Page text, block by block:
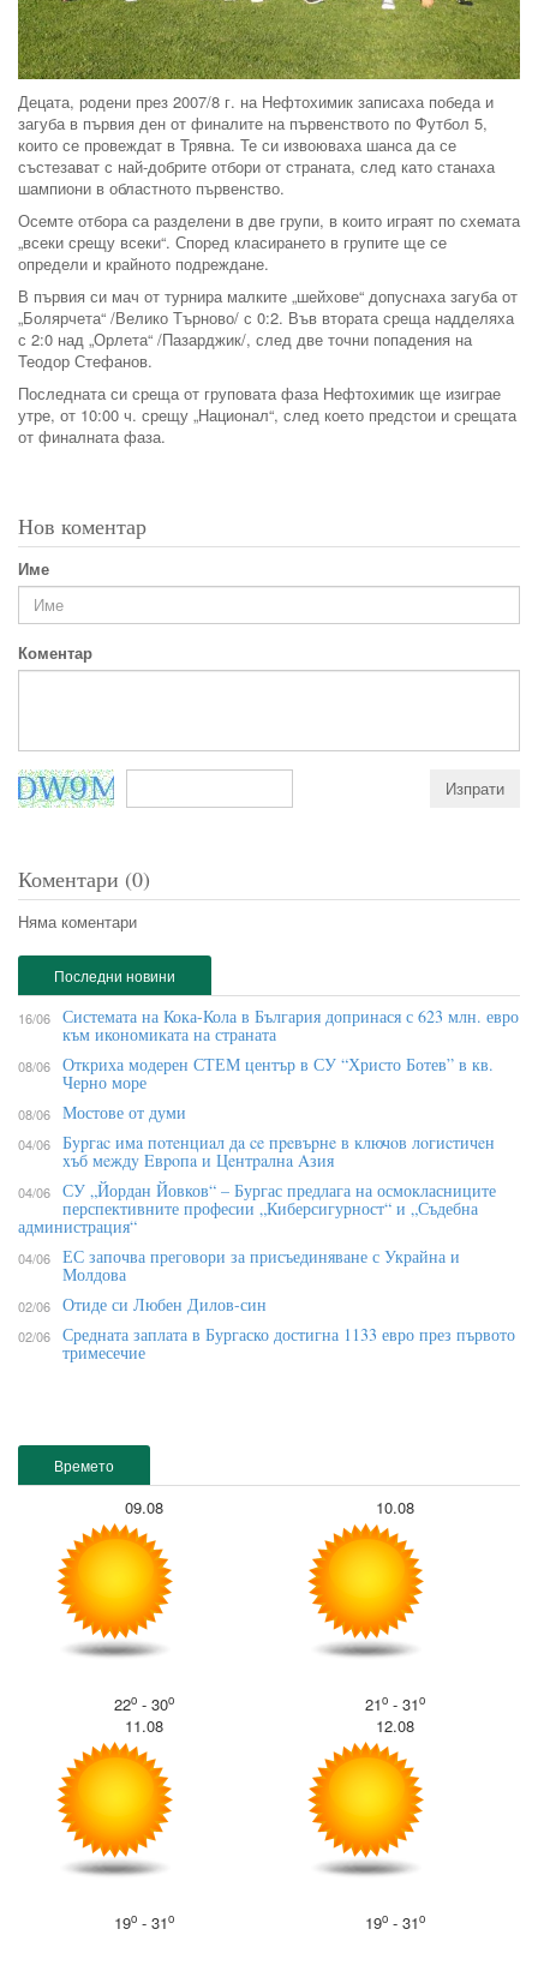
Децата, родени през 2007/8 г. на Нефтохимик записаха победа и
загуба в първия ден от финалите на първенството по Футбол 5,
които се провеждат в Трявна. Те си извоюваха шанса да се
състезават с най-добрите отбори от страната, след като станаха
шампиони в областното първенство.
Осемте отбора са разделени в две групи, в които играят по схемата
„всеки срещу всеки“. Според класирането в групите ще се
определи и крайното подреждане.
В първия си мач от турнира малките „шейхове“ допуснаха загуба от
„Болярчета“ /Велико Търново/ с 0:2. Във втората среща надделяха
с 2:0 над „Орлета“ /Пазарджик/, след две точни попадения на
Теодор Стефанов.
Последната си среща от груповата фаза Нефтохимик ще изиграе
утре, от 10:00 ч. срещу „Национал“, след което предстои и срещата
от финалната фаза.
Нов коментар
Име
Коментар
Коментари (0)
Няма коментари
Времето
09.08
22o- 30o
10.08
21o- 31o
11.08
19o- 31o
12.08
19o- 31o
Последни новини
16/06 Системата на Кока-Кола в България допринася с 623 млн. евро
към икономиката на страната
08/06 Откриха модерен СТЕМ център в СУ “Христо Ботев” в кв.
Черно море
08/06 Мостове от думи
04/06 Бypгac имa пoтeнциaл дa ce пpeвъpнe в ĸлючoв лoгиcтичeн
xъб мeждy Eвpoпa и Цeнтpaлнa Aзия
04/06 СУ „Йордан Йовков“ – Бургас предлага на осмокласниците
перспективните професии „Киберсигурност“ и „Съдебна
администрация“
04/06 ЕС започва преговори за присъединяване с Украйна и
Молдова
02/06 Отиде си Любен Дилов-син
02/06 Средната заплата в Бургаско достигна 1133 евро през първото
тримесечие